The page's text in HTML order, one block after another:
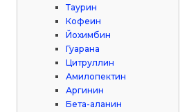
Таурин
Кофеин
Йохимбин
Гуарана
Цитруллин
Амилопектин
Аргинин
Бета-аланин